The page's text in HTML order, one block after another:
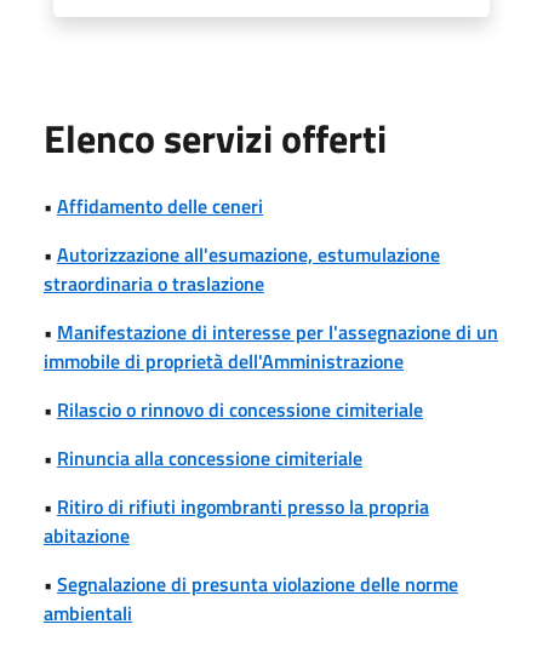
Elenco servizi offerti
• Affidamento delle ceneri
• Autorizzazione all'esumazione, estumulazione
straordinaria o traslazione
• Manifestazione di interesse per l'assegnazione di un
immobile di proprietà dell'Amministrazione
• Rilascio o rinnovo di concessione cimiteriale
• Rinuncia alla concessione cimiteriale
• Ritiro di rifiuti ingombranti presso la propria
abitazione
• Segnalazione di presunta violazione delle norme
ambientali